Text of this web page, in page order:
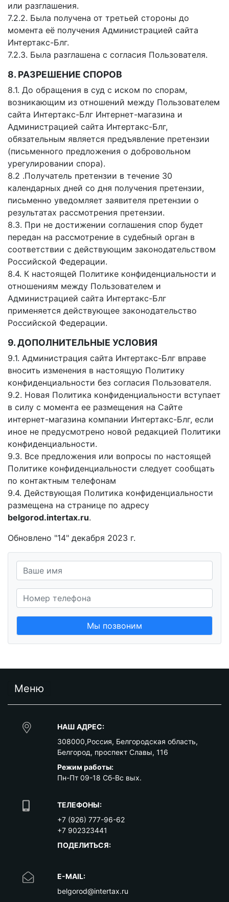
или разглашения.
7.2.2. Была получена от третьей стороны до
момента её получения Администрацией сайта
Интертакс-Блг.
7.2.3. Была разглашена с согласия Пользователя.
8. РАЗРЕШЕНИЕ СПОРОВ
8.1. До обращения в суд с иском по спорам,
возникающим из отношений между Пользователем
сайта Интертакс-Блг Интернет-магазина и
Администрацией сайта Интертакс-Блг,
обязательным является предъявление претензии
(письменного предложения о добровольном
урегулировании спора).
8.2 .Получатель претензии в течение 30
календарных дней со дня получения претензии,
письменно уведомляет заявителя претензии о
результатах рассмотрения претензии.
8.3. При не достижении соглашения спор будет
передан на рассмотрение в судебный орган в
соответствии с действующим законодательством
Российской Федерации.
8.4. К настоящей Политике конфиденциальности и
отношениям между Пользователем и
Администрацией сайта Интертакс-Блг
применяется действующее законодательство
Российской Федерации.
9. ДОПОЛНИТЕЛЬНЫЕ УСЛОВИЯ
9.1. Администрация сайта Интертакс-Блг вправе
вносить изменения в настоящую Политику
конфиденциальности без согласия Пользователя.
9.2. Новая Политика конфиденциальности вступает
в силу с момента ее размещения на Сайте
интернет-магазина компании Интертакс-Блг, если
иное не предусмотрено новой редакцией Политики
конфиденциальности.
9.3. Все предложения или вопросы по настоящей
Политике конфиденциальности следует сообщать
по контактным телефонам
9.4. Действующая Политика конфиденциальности
размещена на странице по адресу
belgorod.intertax.ru.
Обновлено "14" декабря 2023 г.
Мы позвоним
Меню
НАШ АДРЕС:
308000,Россия, Белгородская область,
Белгород, проспект Славы, 116
Режим работы:
Пн-Пт 09-18 Сб-Вс вых.
ТЕЛЕФОНЫ:
+7 (926) 777-96-62
+7 902323441
ПОДЕЛИТЬСЯ:
E-MAIL:
belgorod@intertax.ru